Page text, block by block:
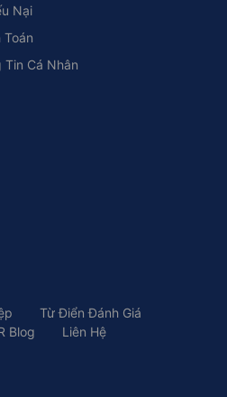
Nại
Toán
Tin Cá Nhân
Từ Điển Đánh Giá
Blog Liên Hệ